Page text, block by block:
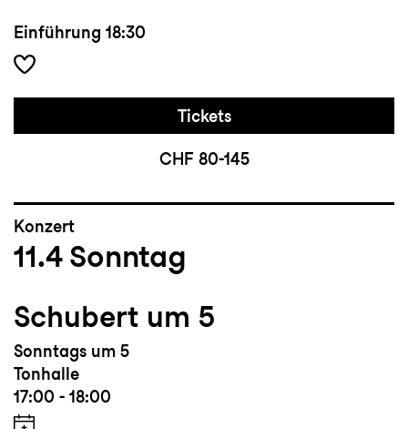
Einführung 18:30
Tickets
CHF 80-145
Konzert
11.4 Sonntag
Schubert um 5
Sonntags um 5
Tonhalle
17:00 - 18:00